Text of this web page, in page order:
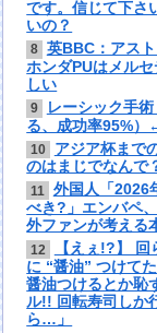
です。信じて下さ
いの？
8 英BBC：アス
ホンダPUはメル
しい
9
レーシック手
る、成功率95%）
10
アジア杯まで
のはまじでなんで
11
外国人「2026
べき?」エンバペ
外ファンが考える
12
【えぇ!?】
に “醤油” つけて
醤油つけるとか恥
ル!! 回転寿司しか
ら…」